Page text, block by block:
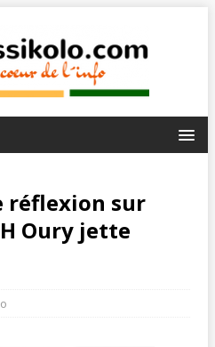
réflexion sur
Oury jette